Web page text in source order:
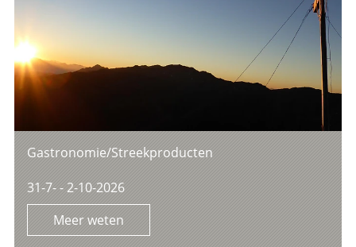
Gastronomie/Streekproducten
31-7- - 2-10-2026
Meer weten